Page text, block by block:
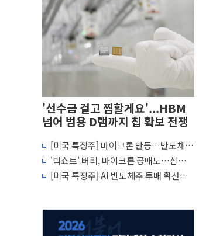
'선수금 걸고 찜할게요'...HBM
넘어 범용 D램까지 칩 확보 전쟁
[미국 특징주] 마이크론 반등…반도체
투자 심리 회복 조짐
'빅쇼트' 버리, 마이크론 공매도…삼성전
자·SK하이닉스 증설 '위험신호'
[미국 특징주] AI 반도체주 투매 확산…